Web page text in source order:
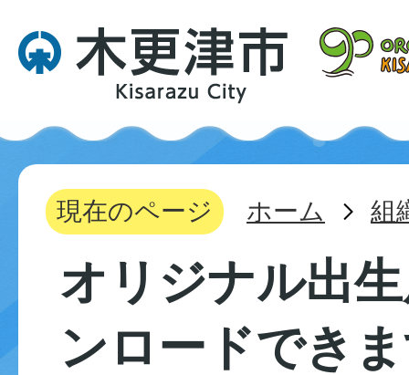
現在のページ ホーム 組
オリジナル出
ンロードでき